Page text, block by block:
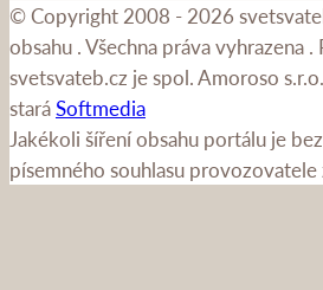
© Copyright 2008 - 2026
obsahu .Všechna práva vyhrazena .
svetsvateb.cz je spol. Amoroso s.r.o.
staráSoftmedia
Jakékoli šíření obsahu portálu je
písemného souhlasu provozovatele